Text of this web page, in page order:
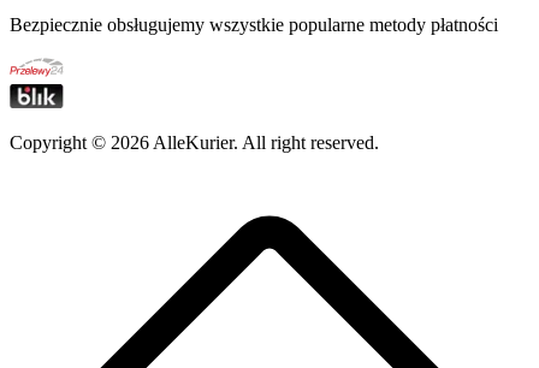
Bezpiecznie obsługujemy wszystkie popularne metody płatności
Copyright © 2026 AlleKurier. All right reserved.